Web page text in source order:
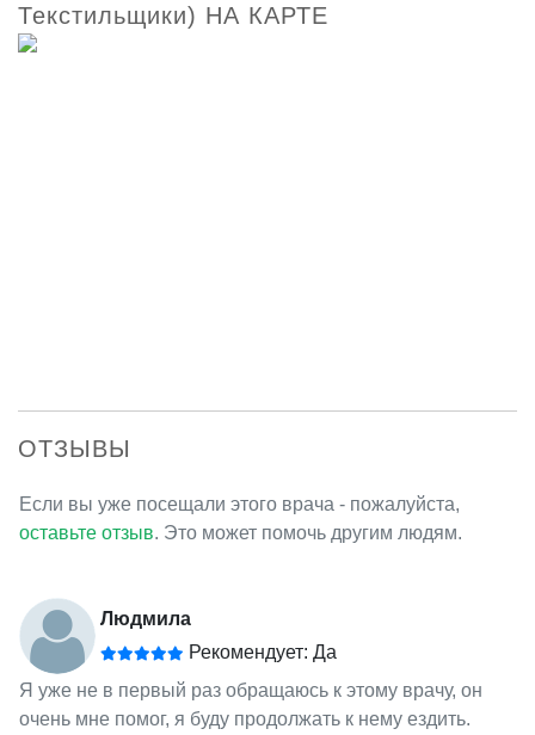
Текстильщики) НА КАРТЕ
ОТЗЫВЫ
Если вы уже посещали этого врача - пожалуйста,
оставьте отзыв. Это может помочь другим людям.
Людмила
Рекомендует: Да
Я уже не в первый раз обращаюсь к этому врачу, он
очень мне помог, я буду продолжать к нему ездить.